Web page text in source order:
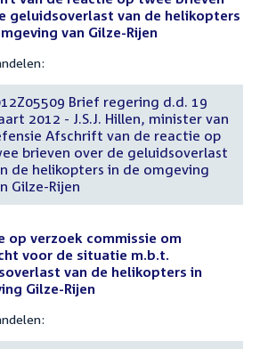
geluidsoverlast van de helikopters
van Gilze-Rijen
Brief regering d.d. 19
2012 - J.S.J. Hillen, minister van
Afschrift van de reactie op
brieven over de geluidsoverlast
de helikopters in de omgeving
Gilze-Rijen
op verzoek commissie om
voor de situatie m.b.t.
van de helikopters in
Gilze-Rijen